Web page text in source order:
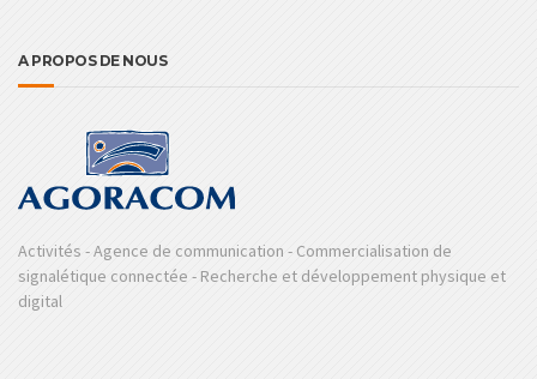
A PROPOS DE NOUS
Activités - Agence de communication - Commercialisation de
signalétique connectée - Recherche et développement physique et
digital